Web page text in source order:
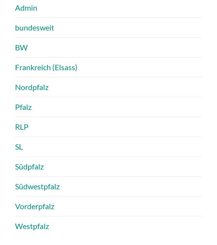
Admin
bundesweit
BW
Frankreich (Elsass)
Nordpfalz
Pfalz
RLP
SL
Südpfalz
Südwestpfalz
Vorderpfalz
Westpfalz